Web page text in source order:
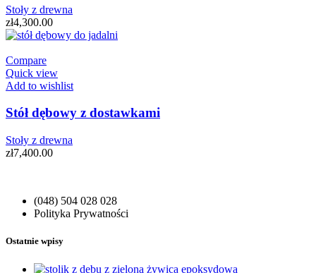
Stoły z drewna
zł4,300.00
Compare
Quick view
Add to wishlist
Stół dębowy z dostawkami
Stoły z drewna
zł7,400.00
(048) 504 028 028
Polityka Prywatności
Ostatnie wpisy